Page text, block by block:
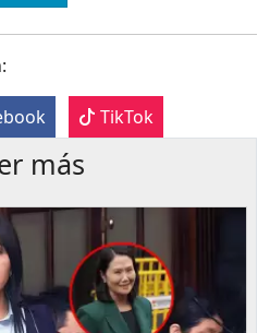
TikTok
más